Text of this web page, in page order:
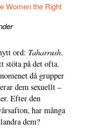
Women the Right
ord: Taharrush.
stöta på det ofta.
då grupper
dem sexuellt –
Efter den
har många
dem?